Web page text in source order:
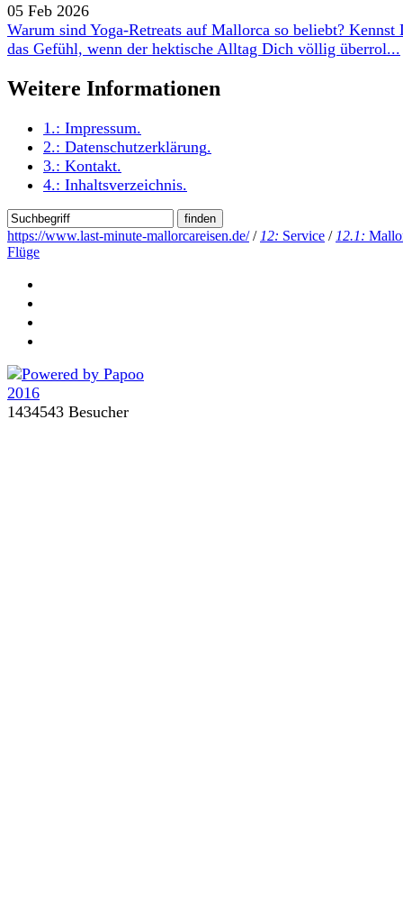
05 Feb 2026
Warum sind Yoga-Retreats auf Mallorca so beliebt? Kennst
das Gefühl, wenn der hektische Alltag Dich völlig überrol...
Weitere Informationen
1.: Impressum.
2.: Datenschutzerklärung.
3.: Kontakt.
4.: Inhaltsverzeichnis.
https://www.last-minute-mallorcareisen.de/ / 12: Service / 12.1:
Flüge
1434543 Besucher